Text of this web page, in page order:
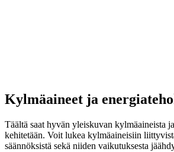
Kylmäaineet ja
Täältä saat hyvän yleiskuvan kylmäaineista
kehitetään. Voit lukea kylmäaineisiin
säännöksistä sekä niiden vaikutuksesta